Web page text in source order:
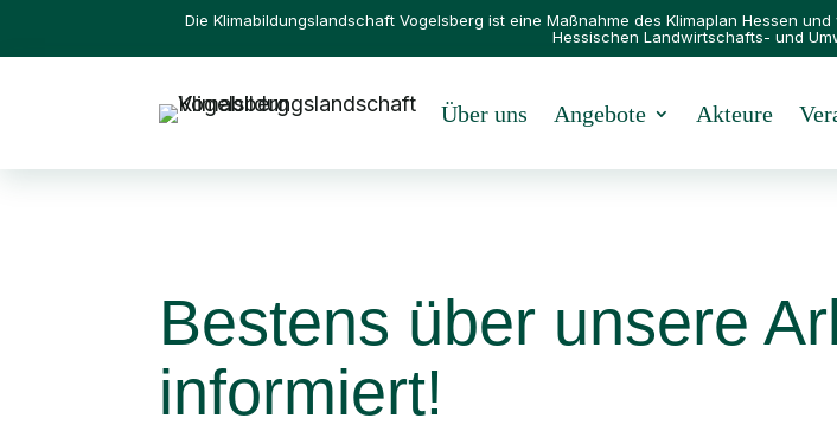
Die Klimabildungslandschaft Vogelsberg ist eine Maßnahme des Klimaplan Hessen und
Hessischen Landwirtschafts- und
Über uns Angebote Akteure
Bestens über unsere
informiert!